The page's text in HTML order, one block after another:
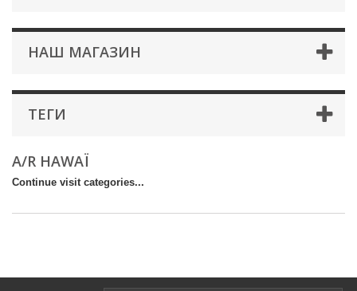
НАШ МАГАЗИН
ТЕГИ
A/R HAWAÏ
Continue visit categories...